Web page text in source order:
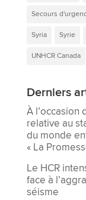
Secours
Syria Syrie
UNHCR Canada
Derniers
À l’occasion
relative au
du monde
« La
Le HCR
face à
séisme